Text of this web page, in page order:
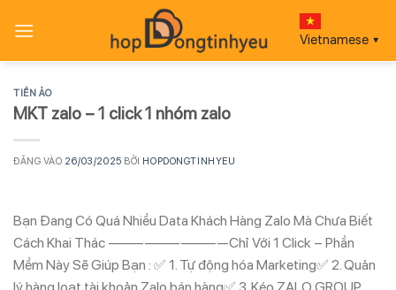
qua
Vietnamese ▼
TIỀN ẢO
MKT zalo – 1 click 1 nhóm zalo
ĐĂNG VÀO 26/03/2025 BỞI HOPDONGTINHYEU
Bạn Đang Có Quá Nhiều Data Khách Hàng Zalo Mà Chưa Biết
Cách Khai Thác ——————————Chỉ Với 1 Click – Phần
Mềm Này Sẽ Giúp Bạn : ✅ 1. Tự động hóa Marketing✅ 2. Quản
lý hàng loạt tài khoản Zalo bán hàng✅ 3. Kéo ZALO GROUP